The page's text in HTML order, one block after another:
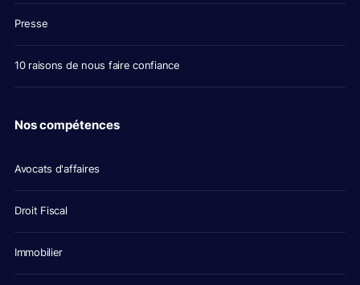
Presse
10 raisons de nous faire confiance
Nos compétences
Avocats d'affaires
Droit Fiscal
Immobilier